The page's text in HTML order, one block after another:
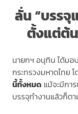
ลั่น “บรร
ตั้งแต่ต้
นายกฯ อนุทิน ได้มอ
กระทรวงมหาดไทย
นี้ทั้งหมด แม้จะมีกา
บรรจุทำงานแล้วก็ต